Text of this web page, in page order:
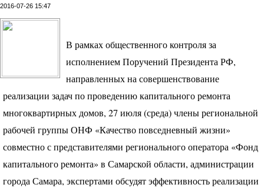
2016-07-26 15:47
В рамках общественного контроля за
исполнением Поручений Президента РФ,
направленных на совершенствование
реализации задач по проведению капитального ремонта
многоквартирных домов, 27 июля (среда) члены региональной
рабочей группыОНФ «Качество повседневный жизни»
совместно с представителями регионального оператора «Фонд
капитального ремонта» в Самарской области, администрации
города Самара, экспертами обсудят эффективность реализации